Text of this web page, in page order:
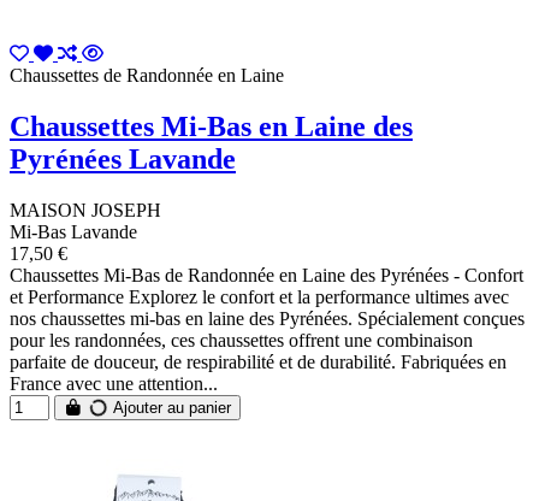
Chaussettes de Randonnée en Laine
Chaussettes Mi-Bas en Laine des
Pyrénées Lavande
MAISON JOSEPH
Mi-Bas Lavande
17,50 €
Chaussettes Mi-Bas de Randonnée en Laine des Pyrénées - Confort
et Performance Explorez le confort et la performance ultimes avec
nos chaussettes mi-bas en laine des Pyrénées. Spécialement conçues
pour les randonnées, ces chaussettes offrent une combinaison
parfaite de douceur, de respirabilité et de durabilité. Fabriquées en
France avec une attention...
Ajouter au panier